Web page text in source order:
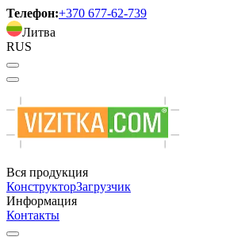
Телефон:+370 677-62-739
Литва
RUS
Вся продукция
КонструкторЗагрузчик
Информация
Контакты